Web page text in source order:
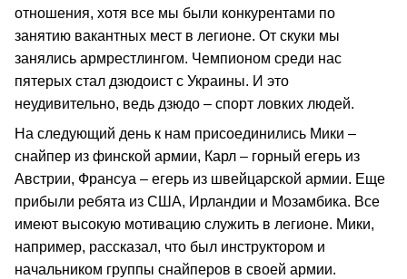
отношения, хотя все мы были конкурентами по
занятию вакантных мест в легионе. От скуки мы
занялись армрестлингом. Чемпионом среди нас
пятерых стал дзюдоист с Украины. И это
неудивительно, ведь дзюдо – спорт ловких людей.
На следующий день к нам присоединились Мики –
снайпер из финской армии, Карл – горный егерь из
Австрии, Франсуа – егерь из швейцарской армии. Еще
прибыли ребята из США, Ирландии и Мозамбика. Все
имеют высокую мотивацию служить в легионе. Мики,
например, рассказал, что был инструктором и
начальником группы снайперов в своей армии.